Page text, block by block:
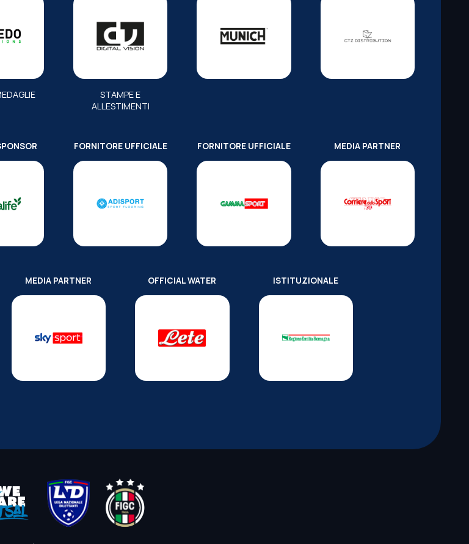
STAMPE E
ALLESTIMENTI
FORNITORE UFFICIALE FORNITORE UFFICIALE MEDIA PARTNER
MEDIA PARTNER OFFICIAL WATER ISTITUZIONALE